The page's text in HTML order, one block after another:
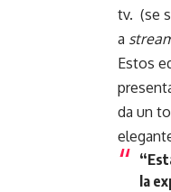
tv. (se
a
Estos
da un
la